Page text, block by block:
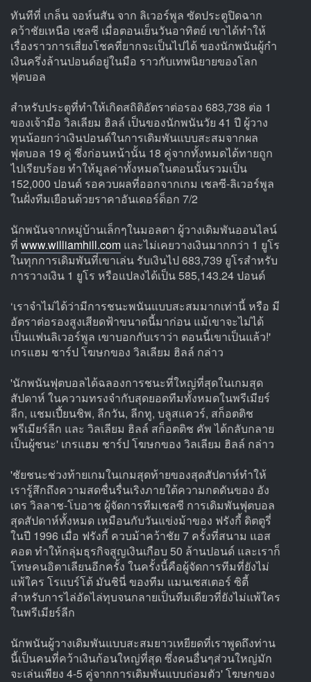
ทันทีที่ เกล็น จอห์นสัน จาก ลิเวอร์พูล ซัดประตูปิดฉาก
คว้าชัยเหนือ เชลซี เมื่อตอนเย็นวันอาทิตย์ เขาได้ทำให้
เรื่องราวการเสี่ยงโชคที่ยากจะเป็นไปได้ ของนักพนันผู้กำ
เงินครึ่งล้านปอนด์อยู่ในมือ ราวกับเทพนิยายของโลก
ฟุตบอล
สำหรับประตูที่ทำให้เกิดสถิติอัตราต่อรอง 683,738 ต่อ 1
ของเจ้ามือ วิลเลียม ฮิลล์ เป็นของนักพนันวัย 41 ปี ผู้วาง
ทุนน้อยกว่าเงินปอนด์ในการเดิมพันแบบสะสมจากผล
ฟุตบอล 19 คู่ ซึ่งก่อนหน้านั้น 18 คู่จากทั้งหมดได้ทายถูก
ไปเรียบร้อย ทำให้มูลค่าทั้งหมดในตอนนั้นรวมเป็น
152,000 ปอนด์ รอควบผลที่ออกจากเกม เชลซี-ลิเวอร์พูล
ในฝั่งทีมเยือนด้วยราคาอันเดอร์ด็อก 7/2
นักพนันจากหมู่บ้านเล็กๆในมอลตา ผู้วางเดิมพันออนไลน์
ที่ www.williamhill.com และไม่เคยวางเงินมากกว่า 1 ยูโร
ในทุกการเดิมพันที่เขาเล่น รับเงินไป 683,739 ยูโรสำหรับ
การวางเงิน 1 ยูโร หรือแปลงได้เป็น 585,143.24 ปอนด์
‘เราจำไม่ได้ว่ามีการชนะพนันแบบสะสมมากเท่านี้ หรือ มี
อัตราต่อรองสูงเสียดฟ้าขนาดนี้มาก่อน แม้เขาจะไม่ได้
เป็นแฟนลิเวอร์พูล เขาบอกกับเราว่า ตอนนี้เขาเป็นแล้ว!'
เกรแฮม ชาร์ป โฆษกของ วิลเลียม ฮิลล์ กล่าว
'นักพนันฟุตบอลได้ฉลองการชนะที่ใหญ่ที่สุดในเกมสุด
สัปดาห์ ในความทรงจำกับสุดยอดทีมทั้งหมดในพรีเมียร์
ลีก, แชมเปี้ยนชิพ, ลีกวัน, ลีกทู, บลูสแควร์, สก็อตติช
พรีเมียร์ลีก และ วิลเลียม ฮิลล์ สก็อตติช คัพ ได้กลับกลาย
เป็นผู้ชนะ' เกรแฮม ชาร์ป โฆษกของ วิลเลียม ฮิลล์ กล่าว
'ชัยชนะช่วงท้ายเกมในเกมสุดท้ายของสุดสัปดาห์ทำให้
เรารู้สึกถึงความสดชื่นรื่นเริงภายใต้ความกดดันของ อัง
เดร วิลลาช-โบอาช ผู้จัดการทีมเชลซี การเดิมพันฟุตบอล
สุดสัปดาห์ทั้งหมด เหมือนกับวันแข่งม้าของ ฟรังกี้ ดิตตูรี่
ในปี 1996 เมื่อ ฟรังกี้ ควบม้าคว้าชัย 7 ครั้งที่สนาม แอส
คอต ทำให้กลุ่มธุรกิจสูญเงินเกือบ 50 ล้านปอนด์ และเราก็
โทษคนอิตาเลียนอีกครั้ง ในครั้งนี้คือผู้จัดการทีมที่ยังไม่
แพ้ใคร โรแบร์โต้ มันชินี่ ของทีม แมนเชสเตอร์ ซิตี้
สำหรับการไล่อัดไล่ทุบจนกลายเป็นทีมเดียวที่ยังไม่แพ้ใคร
ในพรีเมียร์ลีก
นักพนันผู้วางเดิมพันแบบสะสมยาวเหยียดที่เราพูดถึงท่าน
นี้เป็นคนที่คว้าเงินก้อนใหญ่ที่สุด ซึ่งคนอื่นๆส่วนใหญ่มัก
จะเล่นเพียง 4-5 คู่จากการเดิมพันแบบถ่อมตัว' โฆษกของ